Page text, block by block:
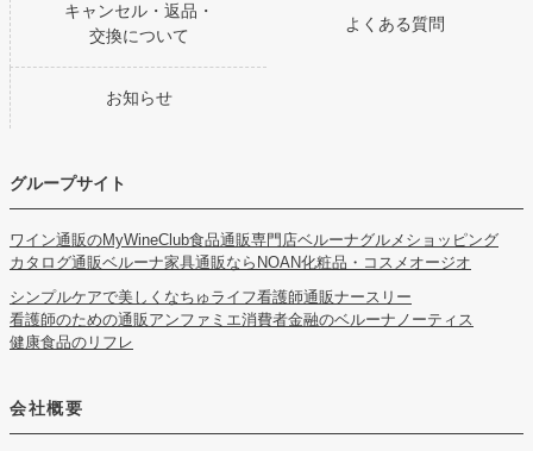
キャンセル・返品・
交換について
よくある質問
お知らせ
グループサイト
ワイン通販のMyWineClub食品通販専門店ベルーナグルメショッピング
カタログ通販ベルーナ家具通販ならNOAN化粧品・コスメオージオ
シンプルケアで美しくなちゅライフ看護師通販ナースリー
看護師のための通販アンファミエ消費者金融のベルーナノーティス
健康食品のリフレ
会社概要